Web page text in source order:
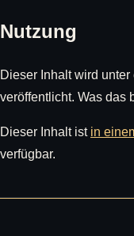
Nutzung
Dieser Inhalt wird
veröffentlicht. Was das
Dieser Inhalt istin
verfügbar.